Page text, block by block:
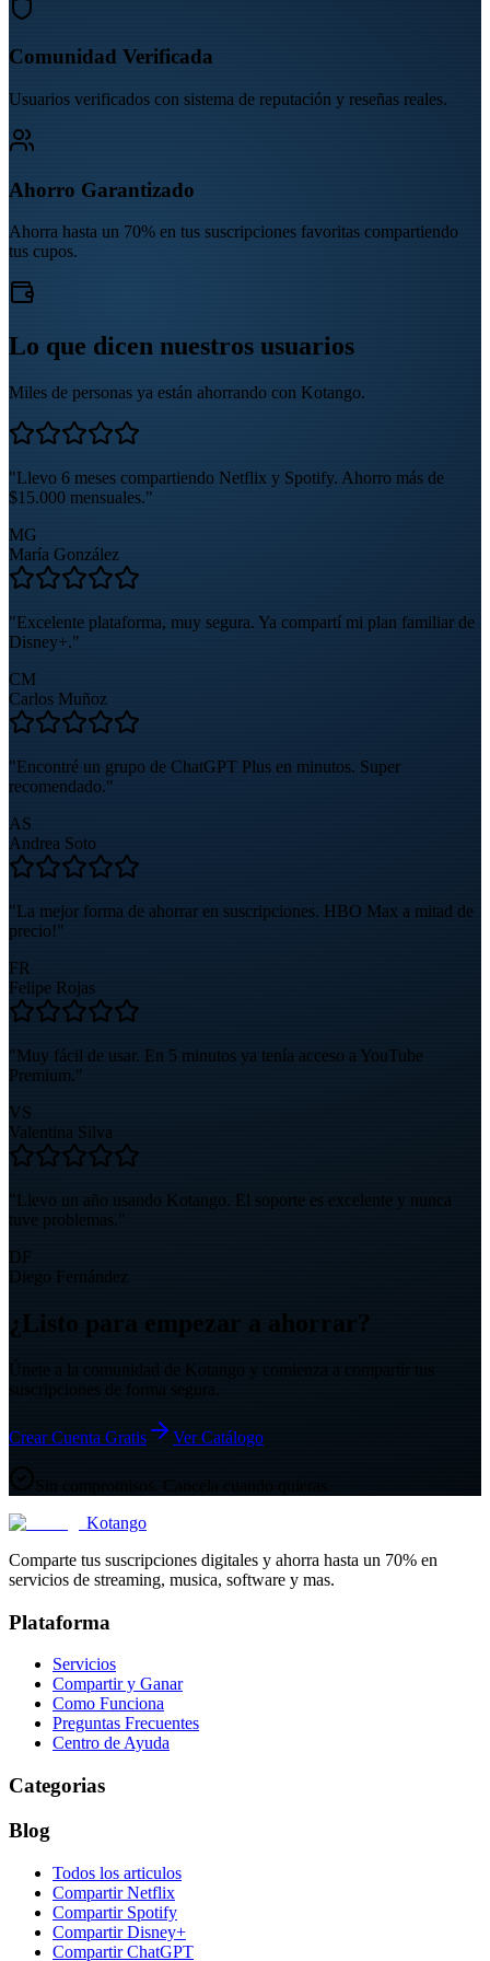
Comunidad Verificada
Usuarios verificados con sistema de reputación y reseñas reales.
Ahorro Garantizado
Ahorra hasta un 70% en tus suscripciones favoritas compartiendo
tus cupos.
Lo que dicen nuestros usuarios
Miles de personas ya están ahorrando con Kotango.
"Llevo 6 meses compartiendo Netflix y Spotify. Ahorro más de
$15.000 mensuales."
MG
María González
"Excelente plataforma, muy segura. Ya compartí mi plan familiar de
Disney+."
CM
Carlos Muñoz
"Encontré un grupo de ChatGPT Plus en minutos. Super
recomendado."
AS
Andrea Soto
"La mejor forma de ahorrar en suscripciones. HBO Max a mitad de
precio!"
FR
Felipe Rojas
"Muy fácil de usar. En 5 minutos ya tenía acceso a YouTube
Premium."
VS
Valentina Silva
" Llevo un año usando Kotango. El soporte es excelente y nunca
tuve problemas."
DF
Diego Fernández
¿Listo para empezar a ahorrar?
Únete a la comunidad de Kotango y comienza a compartir tus
suscripciones de forma segura.
Crear Cuenta Gratis Ver Catálogo
Kotango
Comparte tus suscripciones digitales y ahorra hasta un 70% en
servicios de streaming, musica, software y mas.
Plataforma
Servicios
Compartir y Ganar
Como Funciona
Preguntas Frecuentes
Centro de Ayuda
Categorias
Blog
Todos los articulos
Compartir Netflix
Compartir Spotify
Compartir Disney+
Compartir ChatGPT